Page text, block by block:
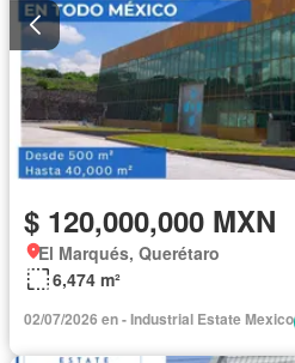
$ 120,000,000 MXN
El Marqués, Querétaro
6,474 m²
02/07/2026 en - Industrial Estate Mexico